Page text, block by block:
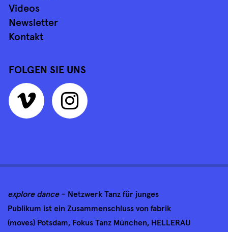
Videos
Newsletter
Kontakt
FOLGEN SIE UNS
explore dance – Netzwerk Tanz für junges
Publikum ist ein Zusammenschluss von fabrik
(moves) Potsdam, Fokus Tanz München, HELLERAU